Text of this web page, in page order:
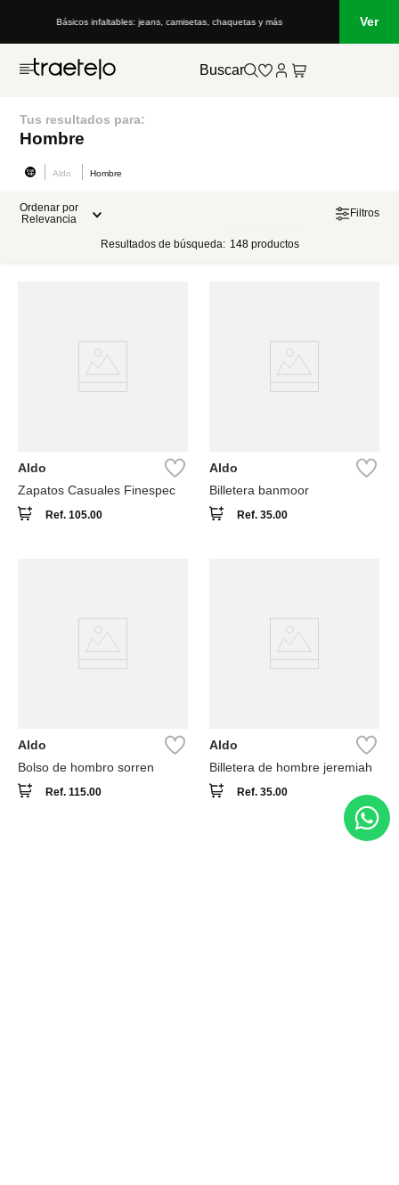
Básicos infaltables: jeans, camisetas, chaquetas y más Ver
Buscar
Tus resultados para:
Hombre
Aldo Hombre
Ordenar por
Relevancia
Filtros
Resultados de búsqueda: 148 productos
Aldo
Zapatos Casuales Finespec
Ref. 105.00
Aldo
Billetera banmoor
Ref. 35.00
Aldo
Bolso de hombro sorren
Ref. 115.00
Aldo
Billetera de hombre jeremiah
Ref. 35.00